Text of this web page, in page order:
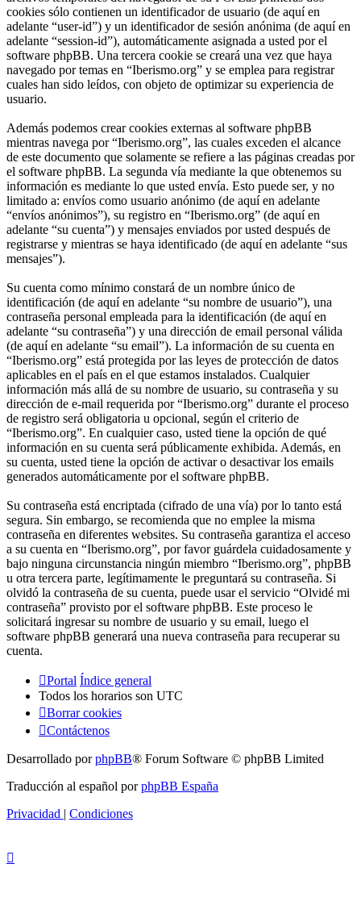
cookies sólo contienen un identificador de usuario (de aquí en
adelante “user-id”) y un identificador de sesión anónima (de aquí en
adelante “session-id”), automáticamente asignada a usted por el
software phpBB. Una tercera cookie se creará una vez que haya
navegado por temas en “Iberismo.org” y se emplea para registrar
cuales han sido leídos, con objeto de optimizar su experiencia de
usuario.
Además podemos crear cookies externas al software phpBB
mientras navega por “Iberismo.org”, las cuales exceden el alcance
de este documento que solamente se refiere a las páginas creadas por
el software phpBB. La segunda vía mediante la que obtenemos su
información es mediante lo que usted envía. Esto puede ser, y no
limitado a: envíos como usuario anónimo (de aquí en adelante
“envíos anónimos”), su registro en “Iberismo.org” (de aquí en
adelante “su cuenta”) y mensajes enviados por usted después de
registrarse y mientras se haya identificado (de aquí en adelante “sus
mensajes”).
Su cuenta como mínimo constará de un nombre único de
identificación (de aquí en adelante “su nombre de usuario”), una
contraseña personal empleada para la identificación (de aquí en
adelante “su contraseña”) y una dirección de email personal válida
(de aquí en adelante “su email”). La información de su cuenta en
“Iberismo.org” está protegida por las leyes de protección de datos
aplicables en el país en el que estamos instalados. Cualquier
información más allá de su nombre de usuario, su contraseña y su
dirección de e-mail requerida por “Iberismo.org” durante el proceso
de registro será obligatoria u opcional, según el criterio de
“Iberismo.org”. En cualquier caso, usted tiene la opción de qué
información en su cuenta será públicamente exhibida. Además, en
su cuenta, usted tiene la opción de activar o desactivar los emails
generados automáticamente por el software phpBB.
Su contraseña está encriptada (cifrado de una vía) por lo tanto está
segura. Sin embargo, se recomienda que no emplee la misma
contraseña en diferentes websites. Su contraseña garantiza el acceso
a su cuenta en “Iberismo.org”, por favor guárdela cuidadosamente y
bajo ninguna circunstancia ningún miembro “Iberismo.org”, phpBB
u otra tercera parte, legítimamente le preguntará su contraseña. Si
olvidó la contraseña de su cuenta, puede usar el servicio “Olvidé mi
contraseña” provisto por el software phpBB. Este proceso le
solicitará ingresar su nombre de usuario y su email, luego el
software phpBB generará una nueva contraseña para recuperar su
cuenta.
Portal Índice general
Todos los horarios son UTC
Borrar cookies
Contáctenos
Desarrollado porphpBB® Forum Software © phpBB Limited
Traducción al español porphpBB España
Privacidad | Condiciones